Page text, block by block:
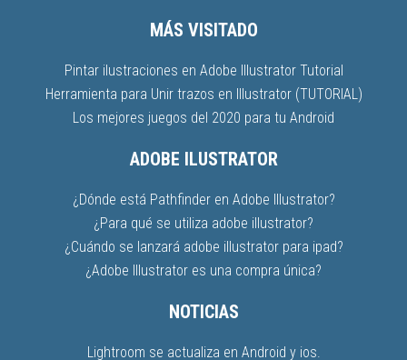
MÁS VISITADO
Pintar ilustraciones en Adobe Illustrator Tutorial
Herramienta para Unir trazos en Illustrator (TUTORIAL)
Los mejores juegos del 2020 para tu Android
ADOBE ILUSTRATOR
¿Dónde está Pathfinder en Adobe Illustrator?
¿Para qué se utiliza adobe illustrator?
¿Cuándo se lanzará adobe illustrator para ipad?
¿Adobe Illustrator es una compra única?
NOTICIAS
Lightroom se actualiza en Android y ios.